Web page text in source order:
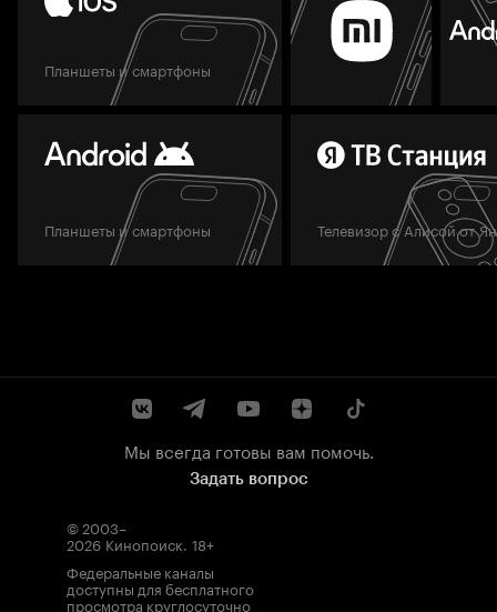
Планшеты и смартфоны
Планшеты и смартфоны Телевизор с Алисой от
Мы всегда готовы вам помочь.
Задать вопрос
© 2003–
2026 Кинопоиск. 18+
Федеральные каналы
доступны для бесплатного
просмотра круглосуточно